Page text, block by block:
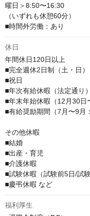
曜日＞8:50〜16:30
（いずれも休憩60分）
■時間外労働：あり
休日
年間休日120日以上
■完全週休2日制（土・日）
■祝日
■年次有給休暇（法定通り）
■年末年始休暇（12月30日
■有給奨励期間（7月〜9月
その他休暇
■結婚
■出産・育児
■介護休暇
■試験休暇（試験前5日/試
■慶弔休暇 など
福利厚生